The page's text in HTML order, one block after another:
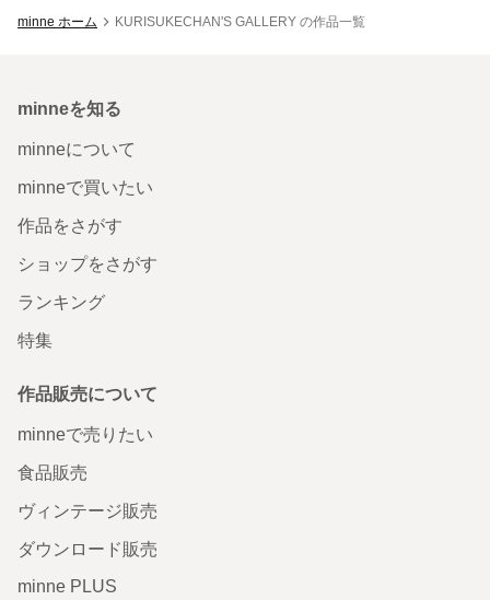
minne ホーム KURISUKECHAN'S GALLERY の作品一覧
minneを知る
minneについて
minneで買いたい
作品をさがす
ショップをさがす
ランキング
特集
作品販売について
minneで売りたい
食品販売
ヴィンテージ販売
ダウンロード販売
minne PLUS